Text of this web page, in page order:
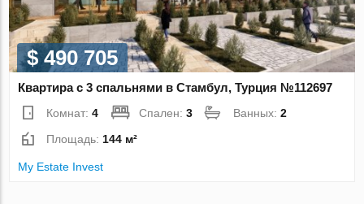
$ 490 705
Квартира с 3 спальнями в Стамбул, Турция №112697
Комнат:4 Спален:3 Ванных:2
Площадь: 144 м²
My Estate Invest